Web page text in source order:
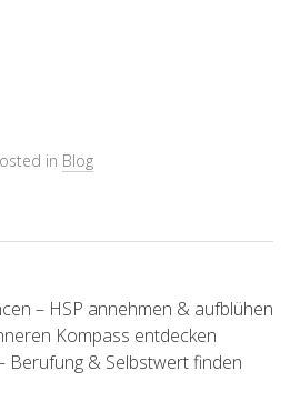
in Blog
– HSP annehmen & aufblühen
Kompass entdecken
Berufung & Selbstwert finden